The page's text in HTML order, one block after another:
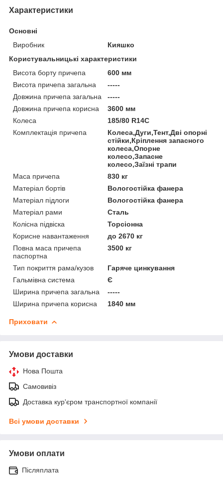
Характеристики
Основні
Виробник
Кияшко
Користувальницькі характеристики
Висота борту причепа
600 мм
Висота причепа загальна
-----
Довжина причепа загальна
-----
Довжина причепа корисна
3600 мм
Колеса
185/80 R14С
Комплектація причепа
Колеса,Дуги,Тент,Дві опорні
стійки,Кріплення запасного
колеса,Опорне
колесо,Запасне
колесо,Заїзні трапи
Маса причепа
830 кг
Матеріал бортів
Вологостійка фанера
Матеріал підлоги
Вологостійка фанера
Матеріал рами
Сталь
Колісна підвіска
Торсіонна
Корисне навантаження
до 2670 кг
Повна маса причепа
паспортна
3500 кг
Тип покриття рама/кузов
Гаряче цинкування
Гальмівна система
Є
Ширина причепа загальна
-----
Ширина причепа корисна
1840 мм
Приховати
Умови доставки
Нова Пошта
Самовивіз
Доставка кур'єром транспортної компанії
Всі умови доставки
Умови оплати
Післяплата